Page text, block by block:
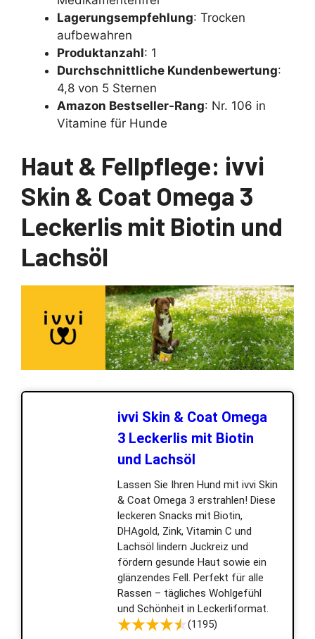
Lagerungsempfehlung: Trocken
aufbewahren
Produktanzahl: 1
Durchschnittliche Kundenbewertung:
4,8 von 5 Sternen
Amazon Bestseller-Rang: Nr. 106 in
Vitamine für Hunde
Haut & Fellpflege: ivvi
Skin & Coat Omega 3
Leckerlis mit Biotin und
Lachsöl
ivvi Skin & Coat Omega
3 Leckerlis mit Biotin
und Lachsöl
Lassen Sie Ihren Hund mit ivvi Skin
& Coat Omega 3 erstrahlen! Diese
leckeren Snacks mit Biotin,
DHAgold, Zink, Vitamin C und
Lachsöl lindern Juckreiz und
fördern gesunde Haut sowie ein
glänzendes Fell. Perfekt für alle
Rassen – tägliches Wohlgefühl
und Schönheit in Leckerliformat.
(1195)